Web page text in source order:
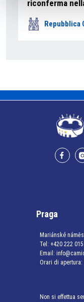
riconferma
Repubblica
Praga
Mariánské
Tel: +420 222
Email:
Orari di
Non si effettua